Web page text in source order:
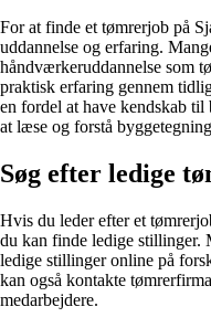
For at finde et tømrerjob på
uddannelse og erfaring.
håndværkeruddannelse som
praktisk erfaring gennem
en fordel at have kendskab
at læse og forstå
Søg efter ledige
Hvis du leder efter et
du kan finde ledige stillinger.
ledige stillinger online på
kan også kontakte
medarbejdere.